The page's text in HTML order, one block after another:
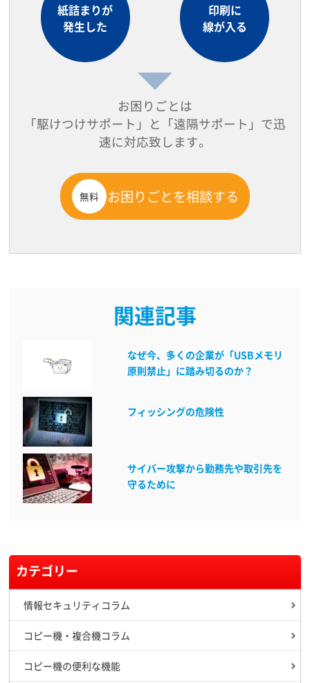
紙詰まりが
発生した
印刷に
線が入る
お困りごとは
「駆けつけサポート」と「遠隔サポート」で迅
速に対応致します。
無料 お困りごとを相談する
関連記事
なぜ今、多くの企業が「USBメモリ
原則禁止」に踏み切るのか？
フィッシングの危険性
サイバー攻撃から勤務先や取引先を
守るために
カテゴリー
情報セキュリティコラム
コピー機・複合機コラム
コピー機の便利な機能